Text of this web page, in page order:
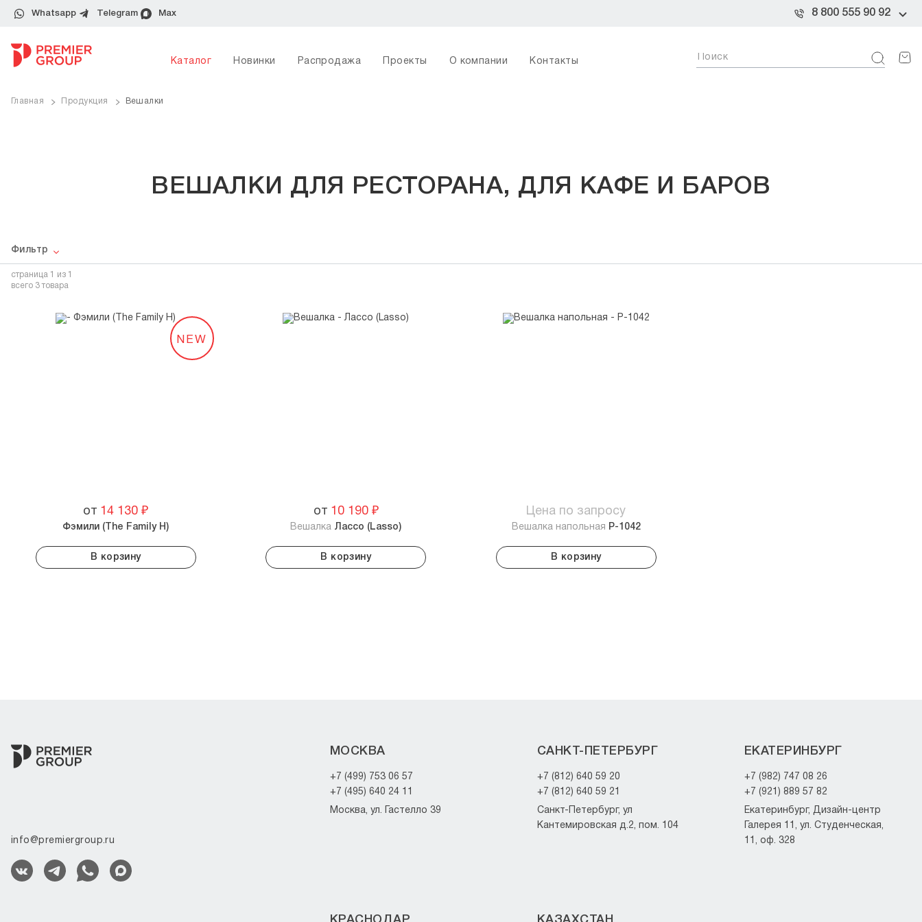
Whatsapp Telegram Max 8 800 555 90 92
Каталог Новинки Распродажа Проекты О компании Контакты
Главная Продукция Вешалки
ВЕШАЛКИ ДЛЯ РЕСТОРАНА, ДЛЯ КАФЕ И БАРОВ
Фильтр
страница 1
из 1
всего 3 товара
NEW
от 14 130 ₽
Фэмили (The Family H)
В корзину
от 10 190₽
Вешалка Лассо (Lasso)
В корзину
Цена по запросу
Вешалка напольная P-1042
В корзину
info@premiergroup.ru
МОСКВА
+7 (499) 753 06 57
+7 (495) 640 24 11
Москва, ул. Гастелло 39
САНКТ-ПЕТЕРБУРГ
+7 (812) 640 59 20
+7 (812) 640 59 21
Санкт-Петербург, ул
Кантемировская д.2, пом. 104
ЕКАТЕРИНБУРГ
+7 (982) 747 08 26
+7 (921) 889 57 82
Екатеринбург, Дизайн-центр
Галерея 11, ул. Студенческая,
11, оф. 328